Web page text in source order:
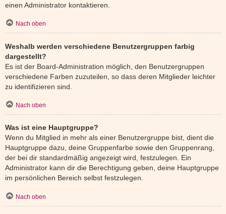
einen Administrator kontaktieren.
Nach oben
Weshalb werden verschiedene Benutzergruppen farbig
dargestellt?
Es ist der Board-Administration möglich, den Benutzergruppen
verschiedene Farben zuzuteilen, so dass deren Mitglieder leichter
zu identifizieren sind.
Nach oben
Was ist eine Hauptgruppe?
Wenn du Mitglied in mehr als einer Benutzergruppe bist, dient die
Hauptgruppe dazu, deine Gruppenfarbe sowie den Gruppenrang,
der bei dir standardmäßig angezeigt wird, festzulegen. Ein
Administrator kann dir die Berechtigung geben, deine Hauptgruppe
im persönlichen Bereich selbst festzulegen.
Nach oben